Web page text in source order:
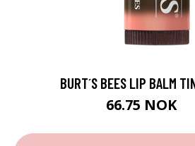
BURT´S BEES LIP BALM
66.75 NOK